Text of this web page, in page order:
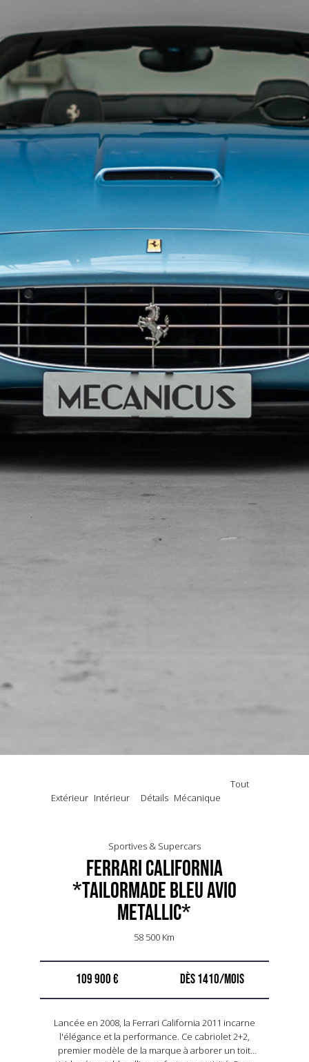
Extérieur Intérieur Détails Mécanique
Tout
Sportives & Supercars
Ferrari California
*TailorMade Bleu Avio
Metallic*
58 500 Km
109 900 € 1410
Lancée en 2008, la Ferrari California 2011 incarne
l'élégance et la performance. Ce cabriolet 2+2,
premier modèle de la marque à arborer un toit